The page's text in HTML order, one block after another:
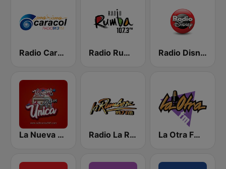
Radio Caracol 91.3 FM Radio Rumba 107.3 FM Radio Disney
La Nueva Unica 94.5 FM Radio La Rumbera La Otra FM - Quito